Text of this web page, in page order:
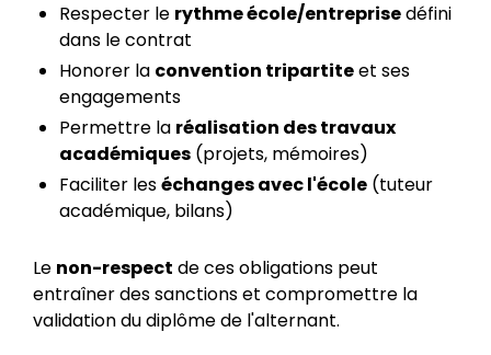
Respecter le rythme école/entreprisedéfini
dans le contrat
Honorer la convention tripartiteet ses
engagements
Permettre la réalisation des travaux
académiques (projets, mémoires)
Faciliter leséchanges avec l'école (tuteur
académique, bilans)
Le non-respect de ces obligations peut
entraîner des sanctions et compromettre la
validation du diplôme de l'alternant.